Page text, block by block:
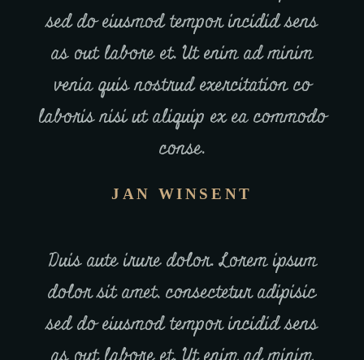
sed do eiusmod tempor incidid sens
as out labore et. Ut enim ad minim
venia quis nostrud exercitation co
laboris nisi ut aliquip ex ea commodo
conse.
JAN WINSENT
Duis aute irure dolor. Lorem ipsum
dolor sit amet, consectetur adipisic
sed do eiusmod tempor incidid sens